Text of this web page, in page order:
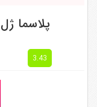
پلاسما ژل
3.43